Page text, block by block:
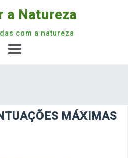
a Natureza
com a natureza
MÁXIMAS